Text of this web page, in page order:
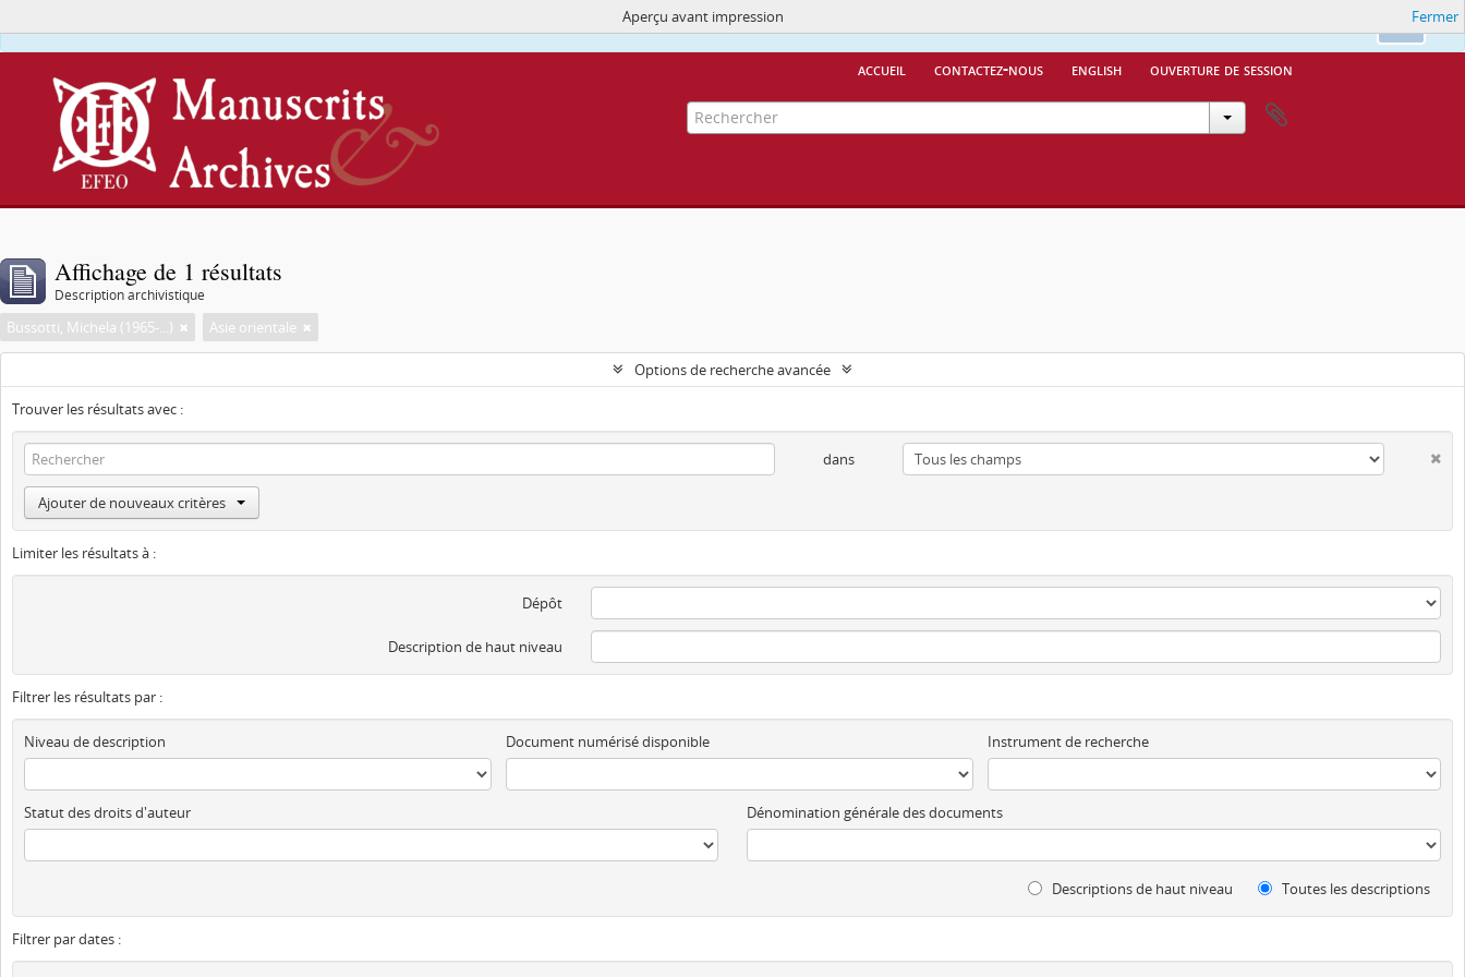
Ce site utilise des cookiesMore Info.
accueil contactez-nous english ouverture de session
Aperçu avant impression Fermer
Affichage de 1 résultats
Description archivistique
Bussotti, Michela (1965-...) Asie orientale
Options de recherche avancée
Trouver les résultats avec :
dans
Ajouter de nouveaux critères
Limiter les résultats à :
Dépôt
Description de haut niveau
Filtrer les résultats par :
Niveau de description Document numérisé disponible Instrument de recherche
Statut des droits d'auteur Dénomination générale des documents
Descriptions de haut niveau Toutes les descriptions
Filtrer par dates :